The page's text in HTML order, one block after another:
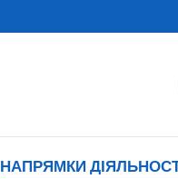
НАПРЯМКИ
НАПРЯМКИ